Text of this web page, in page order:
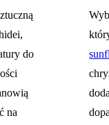
do
na